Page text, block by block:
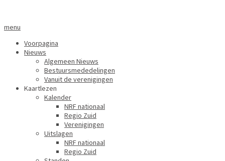
menu
Voorpagina
Nieuws
Algemeen Nieuws
Bestuursmededelingen
Vanuit de verenigingen
Kaartlezen
Kalender
NRF nationaal
Regio Zuid
Verenigingen
Uitslagen
NRF nationaal
Regio Zuid